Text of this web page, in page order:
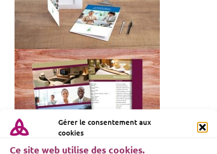
Gérer le consentement aux
cookies
Ce site web utilise des cookies.